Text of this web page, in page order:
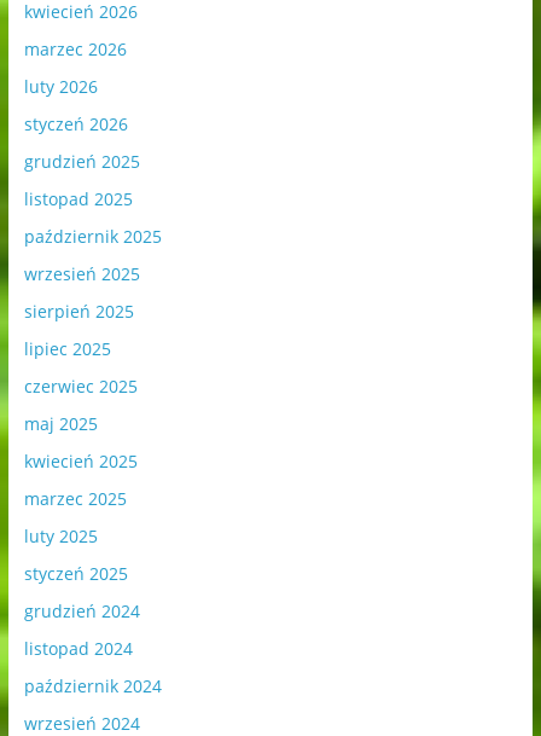
kwiecień 2026
marzec 2026
luty 2026
styczeń 2026
grudzień 2025
listopad 2025
październik 2025
wrzesień 2025
sierpień 2025
lipiec 2025
czerwiec 2025
maj 2025
kwiecień 2025
marzec 2025
luty 2025
styczeń 2025
grudzień 2024
listopad 2024
październik 2024
wrzesień 2024